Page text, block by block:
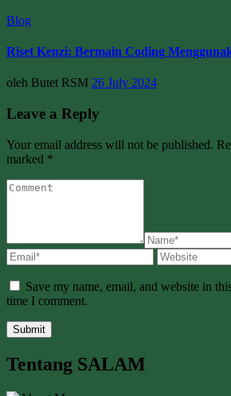
Blog
Riset Kenzi: Bermain Coding
oleh Butet RSM 26 July 2024
Leave a Reply
Your email address will not be published.
marked *
Save my name, email, and website in
time I comment.
Tentang SALAM